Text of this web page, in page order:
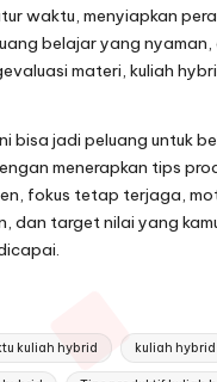
waktu, menyiapkan
belajar yang
materi, kuliah
bisa jadi peluang untuk
menerapkan tips
fokus tetap terjaga,
dan target nilai yang
kuliah hybrid kuliah hybrid